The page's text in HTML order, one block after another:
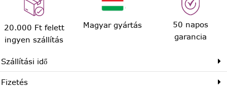
20.000 Ft felett
ingyen szállítás
Magyar gyártás
50 napos
garancia
Szállítási idő
Fizetés